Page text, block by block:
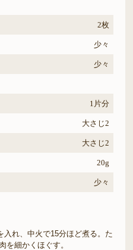
2枚
少々
少々
1片分
大さじ2
大さじ2
20g
少々
入れ、中火で15分ほど煮る。た
を細かくほぐす。